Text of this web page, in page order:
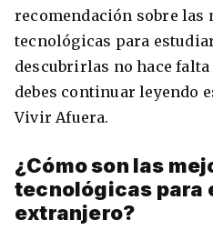
Australia permitirá la
estudiantes y
vacunados contra el
Agustina Fontirroig
Estados Unidos
Ecuador
México
VER TODOS LOS
Estudia un Bachelor de
recomendación sobre las
tecnológicas para
descubrirlas no hace falta
debes continuar leyendo
Vivir Afuera.
¿Cómo son las
tecnológicas para
extranjero?